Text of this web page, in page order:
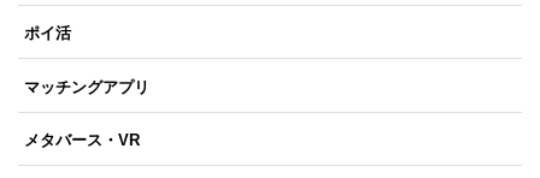
ポイ活
マッチングアプリ
メタバース・VR